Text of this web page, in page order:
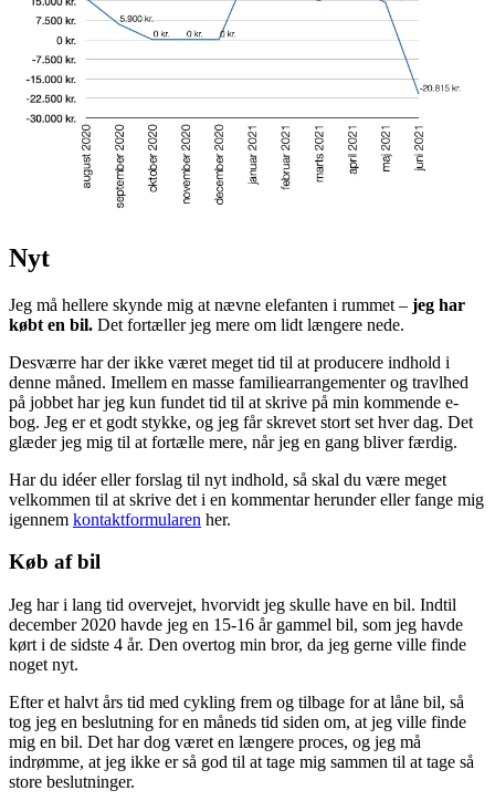
Nyt
Jeg må hellere skynde mig at nævne elefanten i rummet – jeg har
købt en bil. Det fortæller jeg mere om lidt længere nede.
Desværre har der ikke været meget tid til at producere indhold i
denne måned. Imellem en masse familiearrangementer og travlhed
på jobbet har jeg kun fundet tid til at skrive på min kommende e-
bog. Jeg er et godt stykke, og jeg får skrevet stort set hver dag. Det
glæder jeg mig til at fortælle mere, når jeg en gang bliver færdig.
Har du idéer eller forslag til nyt indhold, så skal du være meget
velkommen til at skrive det i en kommentar herunder eller fange mig
igennem kontaktformularen her.
Køb af bil
Jeg har i lang tid overvejet, hvorvidt jeg skulle have en bil. Indtil
december 2020 havde jeg en 15-16 år gammel bil, som jeg havde
kørt i de sidste 4 år. Den overtog min bror, da jeg gerne ville finde
noget nyt.
Efter et halvt års tid med cykling frem og tilbage for at låne bil, så
tog jeg en beslutning for en måneds tid siden om, at jeg ville finde
mig en bil. Det har dog været en længere proces, og jeg må
indrømme, at jeg ikke er så god til at tage mig sammen til at tage så
store beslutninger.